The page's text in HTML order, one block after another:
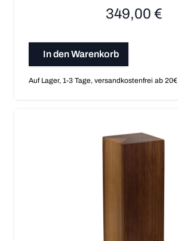
349,00 €
In den Warenkorb
Auf Lager, 1-3 Tage, versandkostenfrei ab 20€